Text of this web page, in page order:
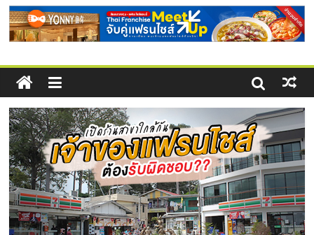
ร้านเครื่องเสียงคุณภาพสูง พร้อม
โซลูชันระบบภาพและเสียง
รวม
ข้อมูล
ธุรกิจ
SME
แห่ง
ประเทศไทย,